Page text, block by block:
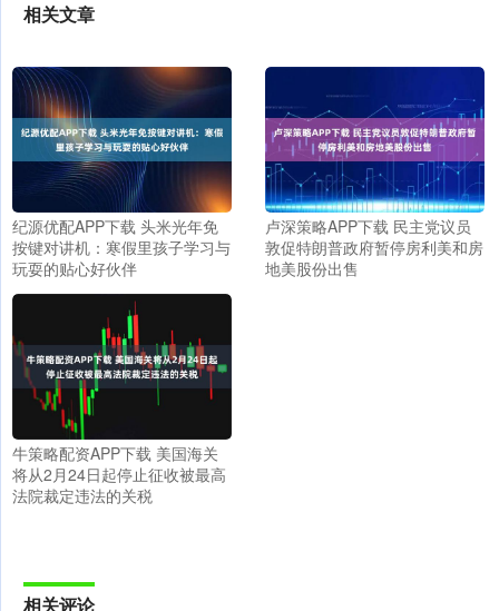
相关文章
纪源优配APP下载 头米光年免
按键对讲机：寒假里孩子学习与
玩耍的贴心好伙伴
卢深策略APP下载 民主党议员
敦促特朗普政府暂停房利美和房
地美股份出售
牛策略配资APP下载 美国海关
将从2月24日起停止征收被最高
法院裁定违法的关税
相关评论